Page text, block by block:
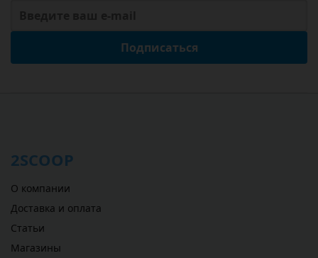
Подписаться
2SCOOP
О компании
Доставка и оплата
Статьи
Магазины